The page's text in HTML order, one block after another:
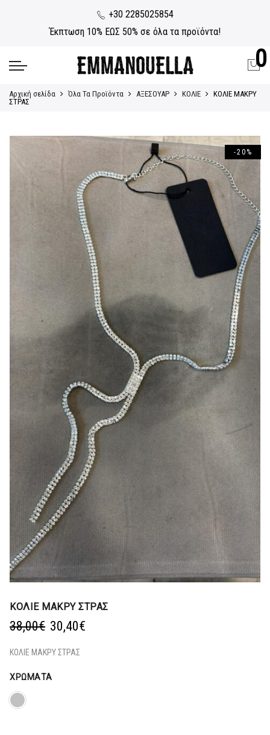
+30 2285025854
Έκπτωση 10% ΕΩΣ 50% σε όλα τα προϊόντα!
0
Αρχική σελίδα Όλα Τα Προϊόντα ΑΞΕΣΟΥΑΡ ΚΟΛΙΕ
ΚΟΛΙΕ ΜΑΚΡΥ
ΣΤΡΑΣ
-20%
ΚΟΛΙΕ ΜΑΚΡΥ ΣΤΡΑΣ
38,00€ Original
was:
30,40€
ΚΟΛΙΕ ΜΑΚΡΥ ΣΤΡΑΣ
ΧΡΏΜΑΤΑ